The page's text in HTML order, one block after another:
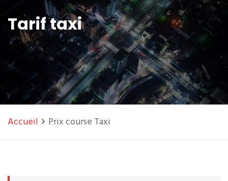
Tarif taxi
Accueil Prix course Taxi